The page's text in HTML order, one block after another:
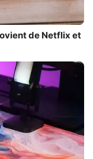
de Netflix et